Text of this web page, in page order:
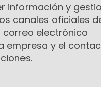
información y
canales oficiales
correo electrónico
empresa y el